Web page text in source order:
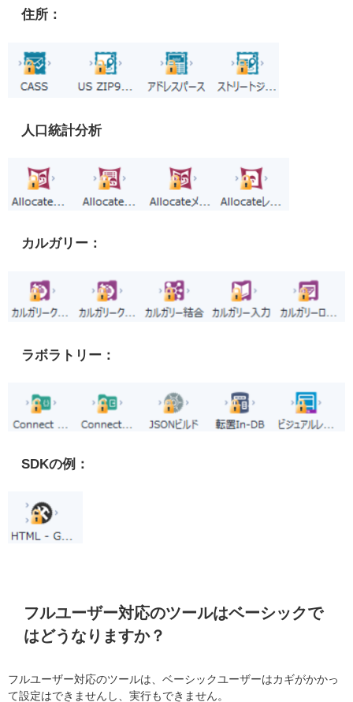
住所：
人口統計分析
カルガリー：
ラボラトリー：
SDKの例：
フルユーザー対応のツールはベーシックで
はどうなりますか？
フルユーザー対応のツールは、ベーシックユーザーはカギがかかっ
て設定はできませんし、実行もできません。